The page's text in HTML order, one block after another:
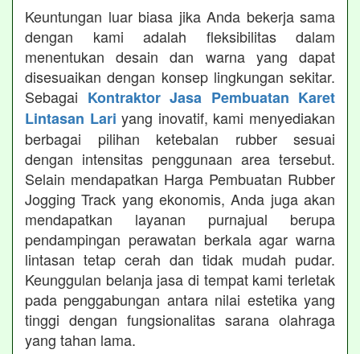
Keuntungan luar biasa jika Anda bekerja sama
dengan kami adalah fleksibilitas dalam
menentukan desain dan warna yang dapat
disesuaikan dengan konsep lingkungan sekitar.
Sebagai Kontraktor Jasa Pembuatan Karet
Lintasan Lari yang inovatif, kami menyediakan
berbagai pilihan ketebalan rubber sesuai
dengan intensitas penggunaan area tersebut.
Selain mendapatkan Harga Pembuatan Rubber
Jogging Track yang ekonomis, Anda juga akan
mendapatkan layanan purnajual berupa
pendampingan perawatan berkala agar warna
lintasan tetap cerah dan tidak mudah pudar.
Keunggulan belanja jasa di tempat kami terletak
pada penggabungan antara nilai estetika yang
tinggi dengan fungsionalitas sarana olahraga
yang tahan lama.